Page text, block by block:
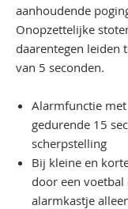
aanhoudende
Onopzettelijke
daarentegen leiden
van 5 seconden.
Alarmfunctie
gedurende 15
scherpstelling
Bij kleine en
door een voetbal
alarmkastje